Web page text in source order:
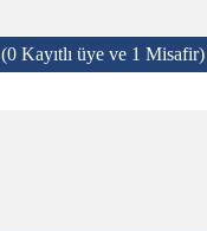
(0 Kayıtlı üye ve 1 Misafir)